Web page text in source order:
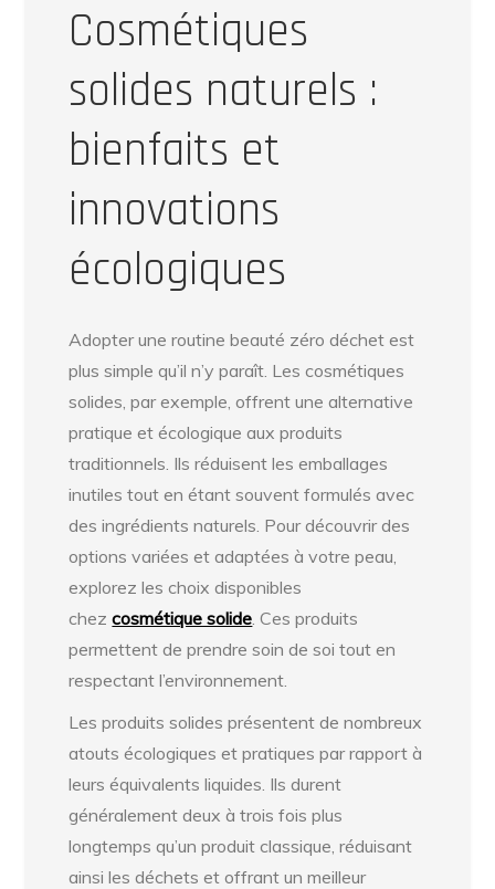
Cosmétiques
solides naturels :
bienfaits et
innovations
écologiques
Adopter une routine beauté zéro déchet est
plus simple qu’il n’y paraît. Les cosmétiques
solides, par exemple, offrent une alternative
pratique et écologique aux produits
traditionnels. Ils réduisent les emballages
inutiles tout en étant souvent formulés avec
des ingrédients naturels. Pour découvrir des
options variées et adaptées à votre peau,
explorez les choix disponibles
chezcosmétique solide . Ces produits
permettent de prendre soin de soi tout en
respectant l’environnement.
Les produits solides présentent de nombreux
atouts écologiques et pratiques par rapport à
leurs équivalents liquides. Ils durent
généralement deux à trois fois plus
longtemps qu’un produit classique, réduisant
ainsi les déchets et offrant un meilleur